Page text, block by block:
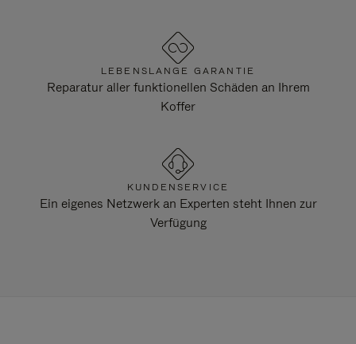
LEBENSLANGE GARANTIE
Reparatur aller funktionellen Schäden an Ihrem
Koffer
KUNDENSERVICE
Ein eigenes Netzwerk an Experten steht Ihnen zur
Verfügung